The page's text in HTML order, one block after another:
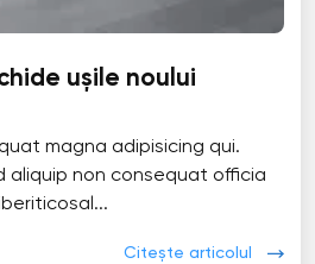
ușile noului
magna adipisicing qui.
aliquip non consequat officia
Citește articolul